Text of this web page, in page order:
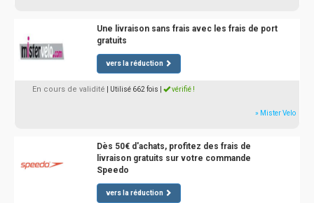
Une livraison sans frais avec les frais de port
gratuits
vers la réduction
En cours de validité | Utilisé 662 fois vérifié !
» Mister Velo
Dès 50€ d'achats, profitez des frais de
livraison gratuits sur votre commande
Speedo
vers la réduction